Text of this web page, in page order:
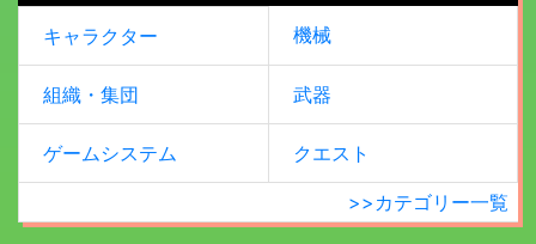
キャラクター 機械
組織・集団 武器
ゲームシステム クエスト
>>カテゴリー一覧